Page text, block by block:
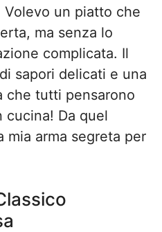
un piatto che
ma senza lo
complicata. Il
sapori delicati e una
che tutti pensarono
cucina! Da quel
mia arma segreta per